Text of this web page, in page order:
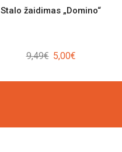
Stalo žaidimas „Domino“
9,49€ Original
was:
5,00€Current
is: